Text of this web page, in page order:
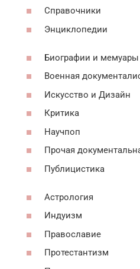
Справочники
Энциклопедии
Биографии и мемуары
Военная
Искусство и Дизайн
Критика
Научпоп
Прочая
Публицистика
Астрология
Индуизм
Православие
Протестантизм